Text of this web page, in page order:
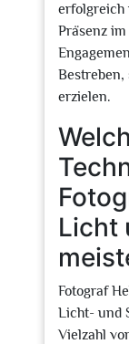
erfolgreich
Präsenz
Bestreben,
erzielen.
Licht
Fotograf
Licht- und
Vielzahl